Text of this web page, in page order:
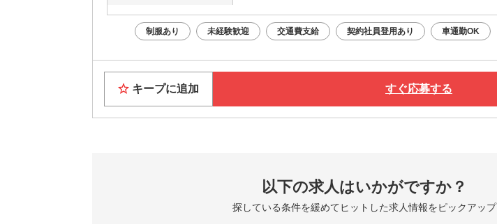
制服あり 未経験歓迎 交通費支給 契約社員登用あり 車通勤OK
キープに追加 すぐ応募する
以下の求人はいかがですか？
探している条件を緩めてヒットした求人情報をピックアップ